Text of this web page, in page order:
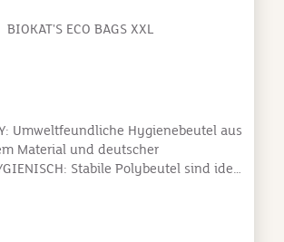
BIOKAT'S ECO BAGS XXL
Umweltfeundliche Hygienebeutel aus
Material und deutscher
Stabile Polybeutel sind ideal